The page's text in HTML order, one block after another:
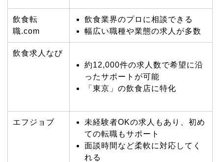
飲食転
職.com
飲食業界のプロに相談できる
幅広い職種や業態の求人が多数
飲食求人なび
約12,000件の求人数で希望に沿
ったサポートが可能
「東京」の飲食店に特化
エフジョブ
未経験者OKの求人もあり、初め
ての転職もサポート
面談時間など柔軟に対応してく
れる